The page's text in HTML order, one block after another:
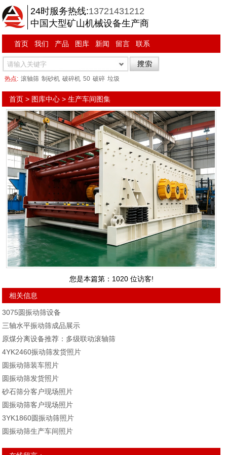
24时服务热线:13721431212
中国大型矿山机械设备生产商
首页 我们 产品 图库 新闻 留言 联系
热点: 滚轴筛 制砂机 破碎机 50 破碎 垃圾
首页 > 图库中心 >生产车间图集
您是本篇第：1020位访客!
相关信息
3075圆振动筛设备
三轴水平振动筛成品展示
原煤分离设备推荐：多级联动滚轴筛
4YK2460振动筛发货照片
圆振动筛装车照片
圆振动筛发货照片
砂石筛分客户现场照片
圆振动筛客户现场照片
3YK1860圆振动筛照片
圆振动筛生产车间照片